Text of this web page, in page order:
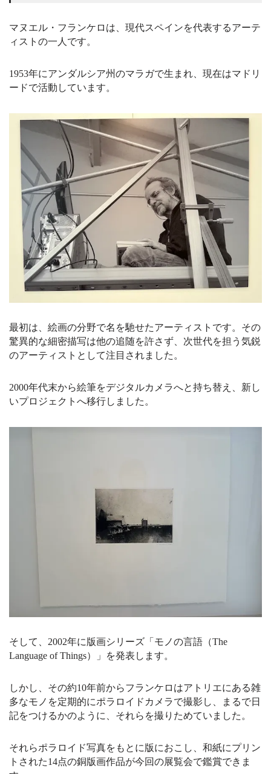
マヌエル・フランケロは、現代スペインを代表するアーテ
ィストの一人です。
1953年にアンダルシア州のマラガで生まれ、現在はマドリ
ードで活動しています。
最初は、絵画の分野で名を馳せたアーティストです。その
驚異的な細密描写は他の追随を許さず、次世代を担う気鋭
のアーティストとして注目されました。
2000年代末から絵筆をデジタルカメラへと持ち替え、新し
いプロジェクトへ移行しました。
そして、2002年に版画シリーズ「モノの言語（The
Language of Things）」を発表します。
しかし、その約10年前からフランケロはアトリエにある雑
多なモノを定期的にポラロイドカメラで撮影し、まるで日
記をつけるかのように、それらを撮りためていました。
それらポラロイド写真をもとに版におこし、和紙にプリン
トされた14点の銅版画作品が今回の展覧会で鑑賞できま